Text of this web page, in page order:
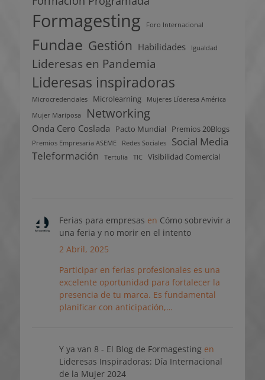
Formagesting Foro Internacional
Fundae Gestión Habilidades Igualdad
Lideresas en Pandemia
Lideresas inspiradoras
Microcredenciales Microlearning
Mujeres Líderesa América
Mujer Mariposa
Networking
Onda Cero Coslada Pacto Mundial Premios 20Blogs
Premios Empresaria ASEME Redes Sociales
Social Media
Teleformación
Tertulia TIC Visibilidad Comercial
Ferias para empresas en Cómo sobrevivir a
una feria y no morir en el intento
2 Abril, 2025
Participar en ferias profesionales es una
excelente oportunidad para fortalecer la
presencia de tu marca. Es fundamental
planificar con anticipación,…
Y ya van 8 - El Blog de Formagesting en
Lideresas Inspiradoras: Día Internacional
de la Mujer 2024